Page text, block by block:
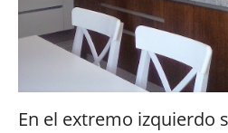
En el extremo izquierdo